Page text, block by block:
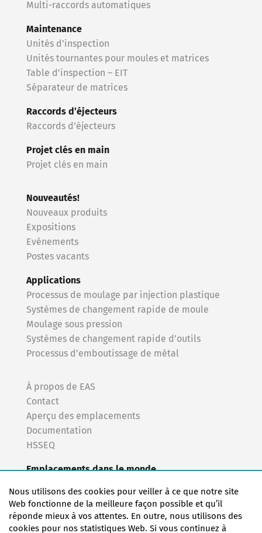
Multi-raccords automatiques
Maintenance
Unités d’inspection
Unités tournantes pour moules et matrices
Table d’inspection – EIT
Séparateur de matrices
Raccords d’éjecteurs
Raccords d’éjecteurs
Projet clés en main
Projet clés en main
Nouveautés!
Nouveaux produits
Expositions
Evénements
Postes vacants
Applications
Processus de moulage par injection plastique
Systèmes de changement rapide de moule
Moulage sous pression
Systèmes de changement rapide d’outils
Processus d’emboutissage de métal
À propos de EAS
Contact
Aperçu des emplacements
Documentation
HSSEQ
Emplacements dans le monde
EAS Germany (Mörfelden-Walldorf)
EAS Germany (Stuttgart)
EAS France
Nous utilisons des cookies pour veiller à ce que notre site
Web fonctionne de la meilleure façon possible et qu’il
réponde mieux à vos attentes. En outre, nous utilisons des
cookies pour nos statistiques Web. Si vous continuez à